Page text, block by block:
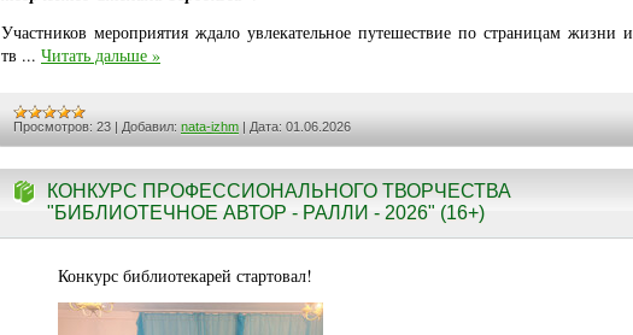
Участников мероприятия ждало увлекательное путешествие по страницам жизни и
тв ... Читать дальше »
Просмотров: 23 Добавил: nata-izhm Дата: 01.06.2026
КОНКУРС ПРОФЕССИОНАЛЬНОГО ТВОРЧЕСТВА
"БИБЛИОТЕЧНОЕ АВТОР - РАЛЛИ - 2026" (16+)
Конкурс библиотекарей стартовал!